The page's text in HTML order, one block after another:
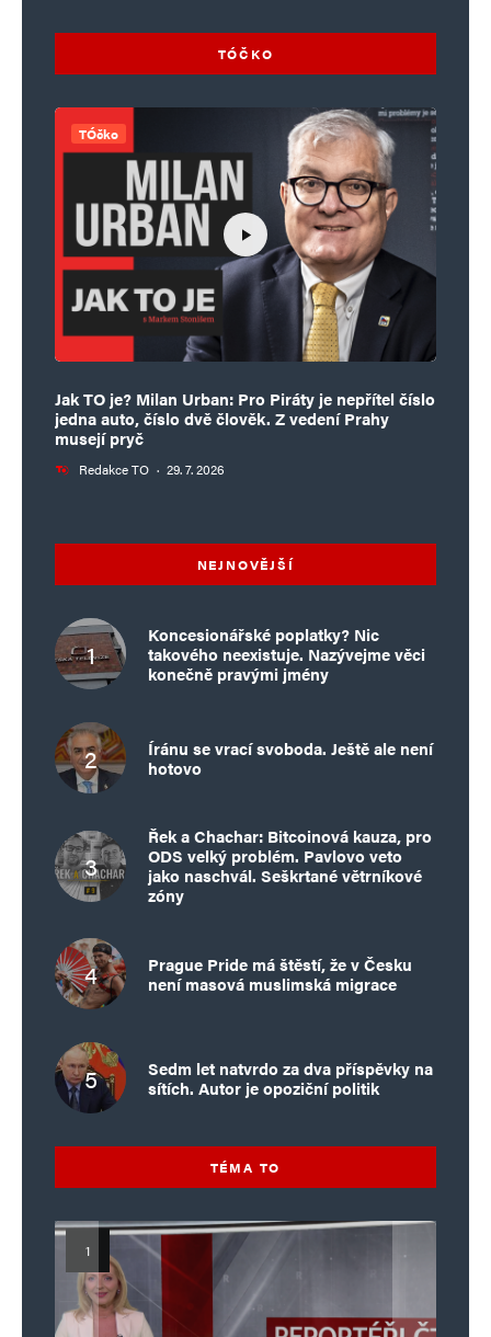
TÓČKO
TÓčko
Jak TO je? Milan Urban: Pro Piráty je nepřítel číslo
jedna auto, číslo dvě člověk. Z vedení Prahy
musejí pryč
Redakce TO · 29. 7. 2026
NEJNOVĚJŠÍ
Koncesionářské poplatky? Nic
takového neexistuje. Nazývejme věci
konečně pravými jmény
Íránu se vrací svoboda. Ještě ale není
hotovo
Řek a Chachar: Bitcoinová kauza, pro
ODS velký problém. Pavlovo veto
jako naschvál. Seškrtané větrníkové
zóny
Prague Pride má štěstí, že v Česku
není masová muslimská migrace
Sedm let natvrdo za dva příspěvky na
sítích. Autor je opoziční politik
TÉMA TO